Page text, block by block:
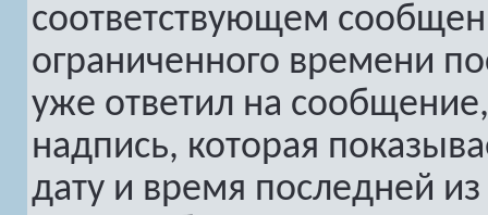
соответствующем
ограниченного времени
уже ответил на
надпись, которая
дату и время последней